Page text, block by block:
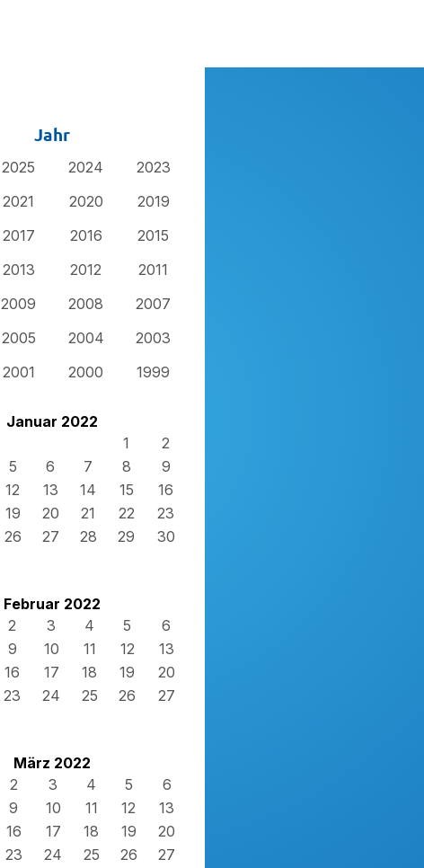
Jahr
2025 2024
2023
2021 2020
2019
2017 2016
2015
2013 2012
2011
2009 2008
2007
2005 2004
2003
2001 2000 1999
Januar 2022
1
2
5 6 7 8
9
12 13 14 15
16
19 20 21 22
23
26 27 28 29
30
Februar 2022
2 3 4 5
6
9 10 11 12
13
16 17 18 19
20
23 24 25 26
27
März 2022
2 3 4 5
6
9 10 11 12
13
16 17 18 19
20
23 24 25 26
27